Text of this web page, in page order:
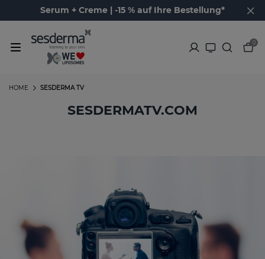
Serum + Creme | -15 % auf Ihre Bestellung*
0
SESDERMA TV
HOME
SESDERMATV.COM